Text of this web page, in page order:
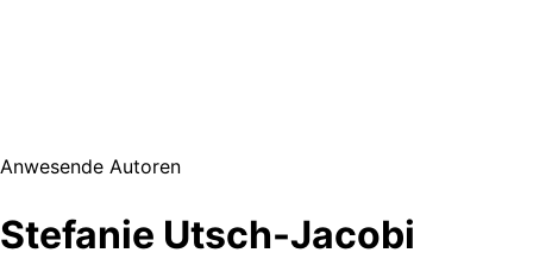
Anwesende Autoren
Stefanie Utsch-Jacobi